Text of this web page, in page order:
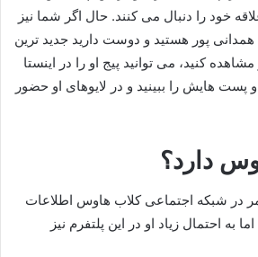
خود را دنبال می کنند. حال اگر شما نیز
همدانی پور هستید و دوست دارید جدید ترین
کنید، می توانید پیج او را در اینستا
پست هایش را ببینید و در لایوهای او حضور
دارد؟
در شبکه اجتماعی کلاب هاوس اطلاعات
احتمال زیاد او در این پلتفرم نیز